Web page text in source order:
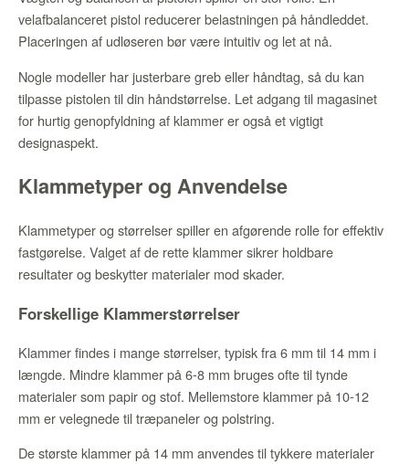
velafbalanceret pistol reducerer belastningen på håndleddet.
Placeringen af udløseren bør være intuitiv og let at nå.
Nogle modeller har justerbare greb eller håndtag, så du kan
tilpasse pistolen til din håndstørrelse. Let adgang til magasinet
for hurtig genopfyldning af klammer er også et vigtigt
designaspekt.
Klammetyper og Anvendelse
Klammetyper og størrelser spiller en afgørende rolle for effektiv
fastgørelse. Valget af de rette klammer sikrer holdbare
resultater og beskytter materialer mod skader.
Forskellige Klammerstørrelser
Klammer findes i mange størrelser, typisk fra 6 mm til 14 mm i
længde. Mindre klammer på 6-8 mm bruges ofte til tynde
materialer som papir og stof. Mellemstore klammer på 10-12
mm er velegnede til træpaneler og polstring.
De største klammer på 14 mm anvendes til tykkere materialer